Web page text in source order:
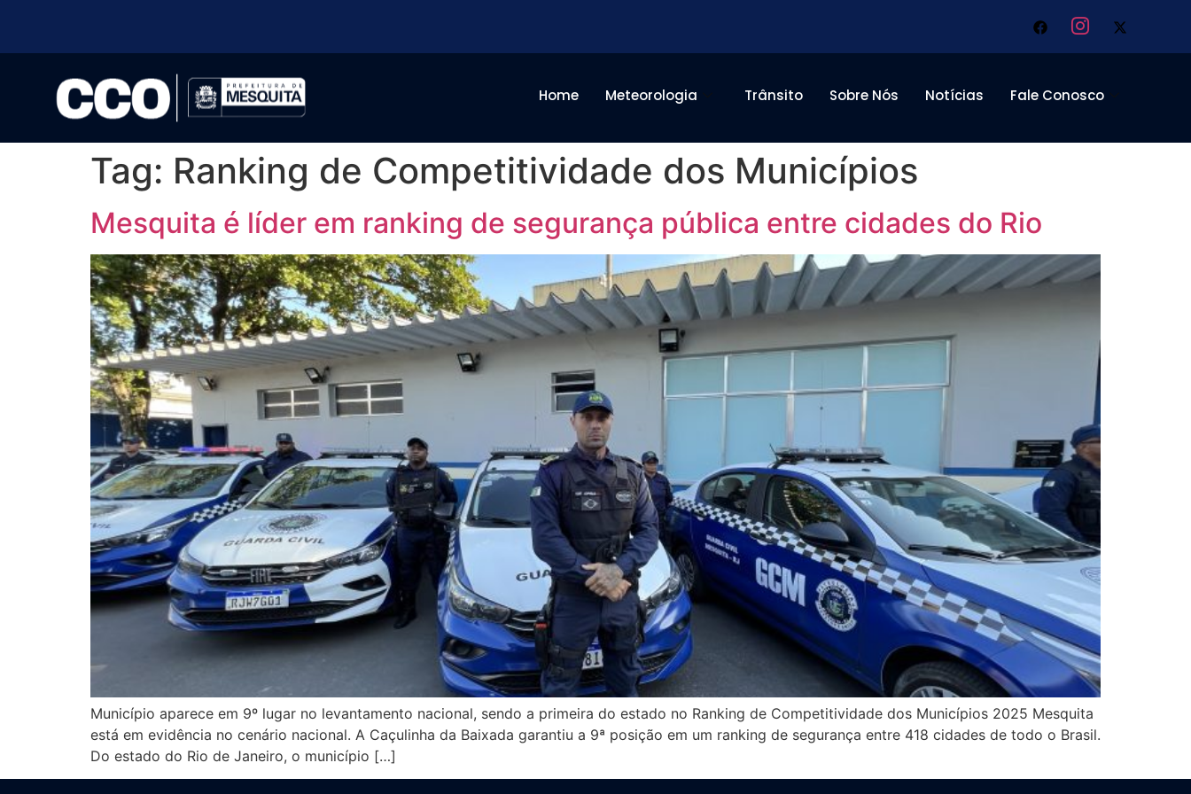
Home Meteorologia Trânsito Sobre Nós Notícias Fale Conosco
Tag: Ranking de Competitividade dos Municípios
Mesquita é líder em ranking de segurança pública entre cidades do Rio
Município aparece em 9º lugar no levantamento nacional, sendo a primeira do estado no Ranking de Competitividade dos Municípios 2025 Mesquita
está em evidência no cenário nacional. A Caçulinha da Baixada garantiu a 9ª posição em um ranking de segurança entre 418 cidades de todo o Brasil.
Do estado do Rio de Janeiro, o município […]